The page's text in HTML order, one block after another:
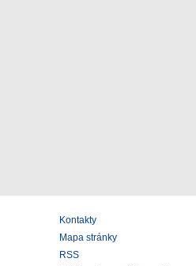
Kontakty
Mapa stránky
RSS